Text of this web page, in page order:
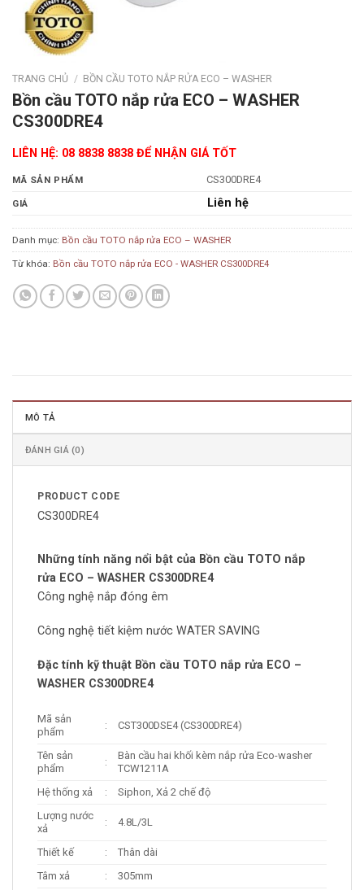
TRANG CHỦ / BỒN CẦU TOTO NẮP RỬA ECO – WASHER
Bồn cầu TOTO nắp rửa ECO – WASHER
CS300DRE4
LIÊN HỆ: 08 8838 8838 ĐỂ NHẬN GIÁ TỐT
MÃ SẢN PHẨM CS300DRE4
GIÁ Liên hệ
Danh mục: Bồn cầu TOTO nắp rửa ECO – WASHER
Từ khóa: Bồn cầu TOTO nắp rửa ECO - WASHER CS300DRE4
MÔ TẢ
ĐÁNH GIÁ (0)
PRODUCT CODE
CS300DRE4
Những tính năng nổi bật của Bồn cầu TOTO nắp
rửa ECO – WASHER CS300DRE4
Công nghệ nắp đóng êm
Công nghệ tiết kiệm nước WATER SAVING
Đặc tính kỹ thuật Bồn cầu TOTO nắp rửa ECO –
WASHER CS300DRE4
Mã sản
phẩm
: CST300DSE4 (CS300DRE4)
Tên sản
phẩm
:
Bàn cầu hai khối kèm nắp rửa Eco-washer
TCW1211A
Hệ thống xả
:
Siphon, Xả 2 chế độ
Lượng nước
xả
: 4.8L/3L
Thiết kế :
Thân dài
Tâm xả
:
305mm